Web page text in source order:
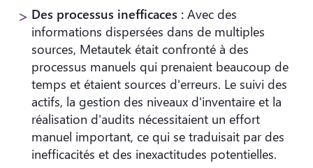
Des processus inefficaces : Avec des
informations dispersées dans de multiples
sources, Metautek était confronté à des
processus manuels qui prenaient beaucoup de
temps et étaient sources d'erreurs. Le suivi des
actifs, la gestion des niveaux d'inventaire et la
réalisation d'audits nécessitaient un effort
manuel important, ce qui se traduisait par des
inefficacités et des inexactitudes potentielles.